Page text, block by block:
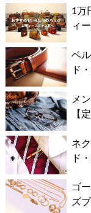
1万
ィ
ベ
ド
メ
【
ネ
ド
ゴ
ズ